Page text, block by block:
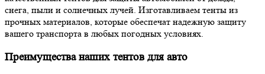
снега, пыли и солнечных лучей. Изготавливаем тенты из
прочных материалов, которые обеспечат надежную защиту
вашего транспорта в любых погодных условиях.
Преимущества наших тентов для авто